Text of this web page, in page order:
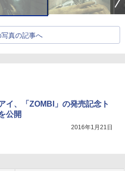
写真の記事へ
イ、「ZOMBI」の発売記念ト
公開
2016年1月21日